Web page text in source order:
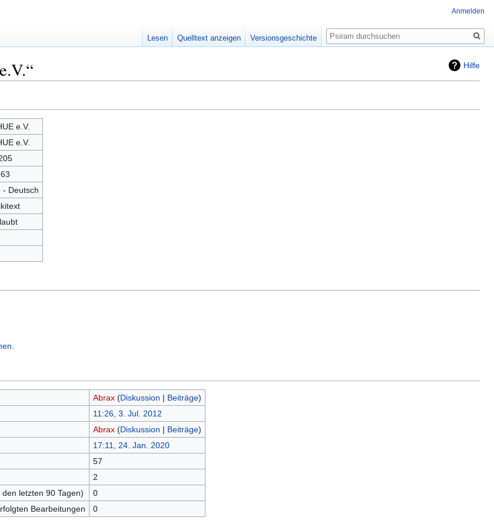
Hilfe
e.V.
e.V.
- Deutsch
Abrax (Diskussion | Beiträge)
11:26, 3. Jul. 2012
Abrax (Diskussion | Beiträge)
17:11, 24. Jan. 2020
57
2
letzten 90 Tagen)
0
Bearbeitungen
0
Anmelden
Lesen Quelltext anzeigen Versionsgeschichte
Suche